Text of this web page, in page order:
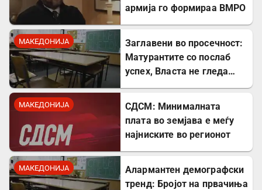
армија го формираа ВМРО
МАКЕДОНИЈА
Заглавени во просечност:
Матурантите со послаб
успех, Власта не гледа
МАКЕДОНИЈА
СДСМ: Минималната
плата во земјава е меѓу
најниските во регионот
МАКЕДОНИЈА
Алармантен демографски
тренд: Бројот на првачиња